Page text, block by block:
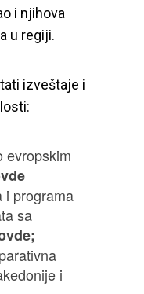
i njihova
u regiji.
izveštaje i
evropskim
i programa
sa
;
i